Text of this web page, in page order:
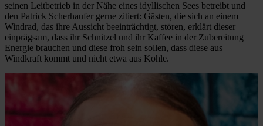
seinen Leitbetrieb in der Nähe eines idyllischen Sees betreibt und
den Patrick Scherhaufer gerne zitiert: Gästen, die sich an einem
Windrad, das ihre Aussicht beeinträchtigt, stören, erklärt dieser
einprägsam, dass ihr Schnitzel und ihr Kaffee in der Zubereitung
Energie brauchen und diese froh sein sollen, dass diese aus
Windkraft kommt und nicht etwa aus Kohle.